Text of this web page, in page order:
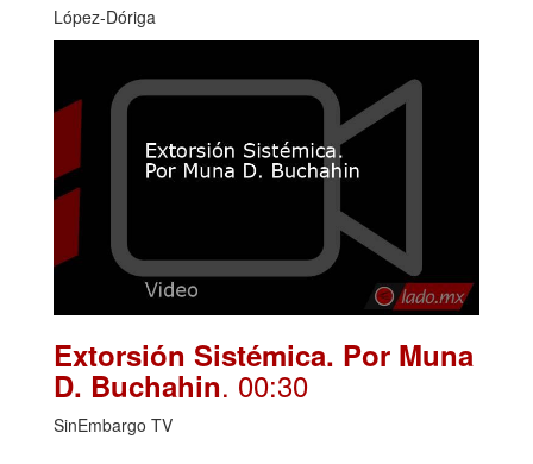
López-Dóriga
Extorsión Sistémica. Por Muna
D. Buchahin. 00:30
SinEmbargo TV